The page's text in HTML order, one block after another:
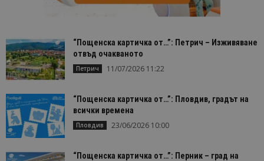
“Пощенска картичка от…”: Петрич – Изживяване
отвъд очакваното
Петрич 11/07/2026 11:22
“Пощенска картичка от…”: Пловдив, градът на
всички времена
Пловдив 23/06/2026 10:00
“Пощенска картичка от…”: Перник – град на